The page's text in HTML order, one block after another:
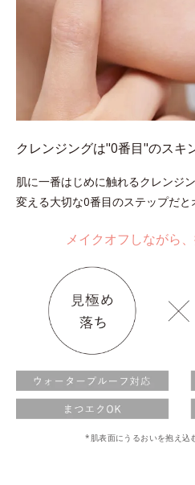
クレンジングは"0番目"のスキ
肌に一番はじめに触れるクレンジ
変える大切な0番目のステップだと
メイクオフしながら
*肌表面にうるおいを抱え込